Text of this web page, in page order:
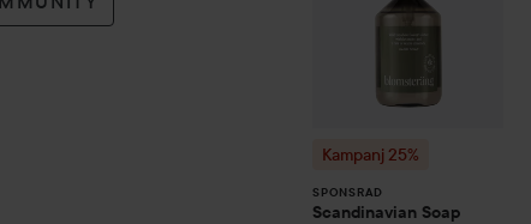
Kampanj 25%
SPONSRAD
Scandinavian Soap